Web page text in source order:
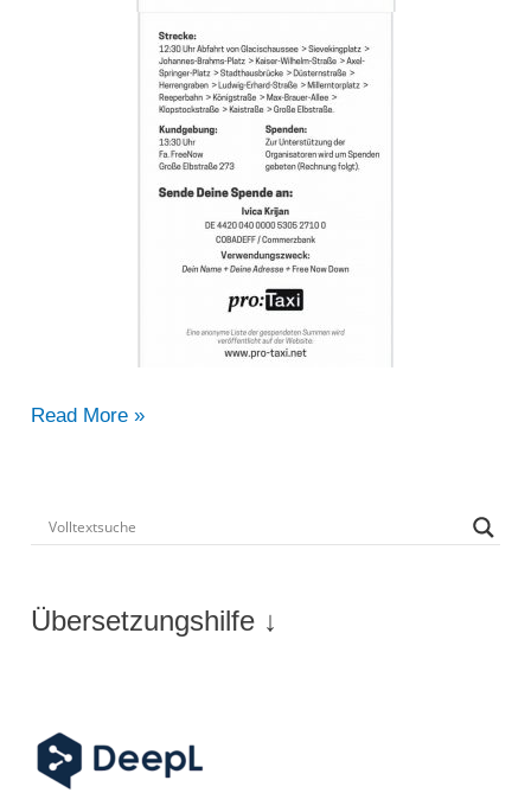
Demoaufruf
Free
Read More »
Übersetzungshilfe ↓